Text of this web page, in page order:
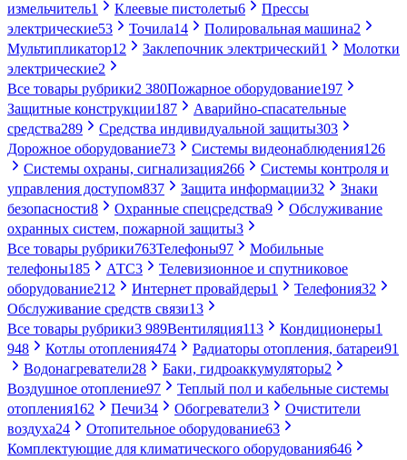
измельчитель1 Клеевые пистолеты6
Прессы
электрические53 Точила14 Полировальная машина2
Мультипликатор12 Заклепочник электрический1
Молотки
электрические2
Все товары рубрики2 380Пожарное оборудование197
Защитные конструкции187
Аварийно-спасательные
средства289 Средства индивидуальной защиты303
Дорожное оборудование73 Системы видеонаблюдения126
Системы охраны, сигнализация266
Системы контроля и
управления доступом837 Защита информации32
Знаки
безопасности8 Охранные спецсредства9
Обслуживание
охранных систем, пожарной защиты3
Все товары рубрики763Телефоны97
Мобильные
телефоны185 АТС3
Телевизионное и спутниковое
оборудование212 Интернет провайдеры1 Телефония32
Обслуживание средств связи13
Все товары рубрики3 989Вентиляция113 Кондиционеры1
948
Котлы отопления474 Радиаторы отопления, батареи91
Водонагреватели28 Баки, гидроаккумуляторы2
Воздушное отопление97
Теплый пол и кабельные системы
отопления162 Печи34 Обогреватели3
Очистители
воздуха24 Отопительное оборудование63
Комплектующие для климатического оборудования646